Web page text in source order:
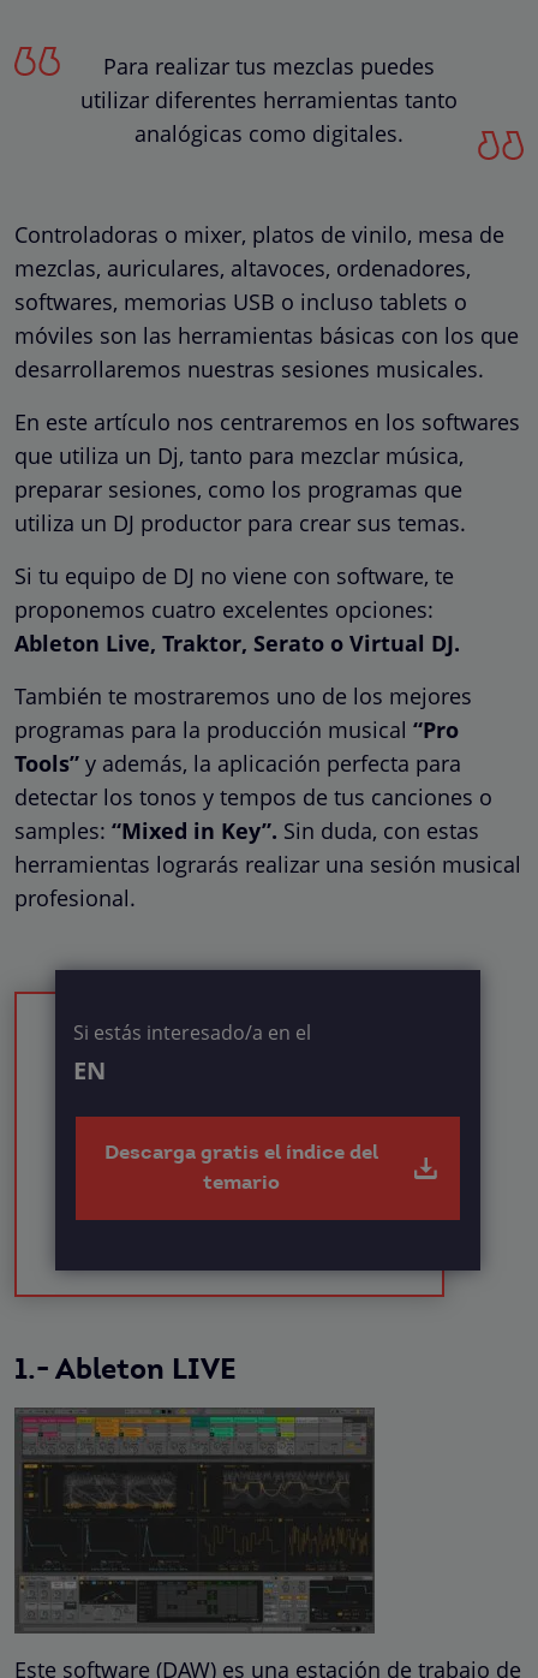
Para realizar tus mezclas puedes
utilizar diferentes herramientas tanto
analógicas como digitales.
Controladoras o mixer, platos de vinilo, mesa de
mezclas, auriculares, altavoces, ordenadores,
softwares, memorias USB o incluso tablets o
móviles son las herramientas básicas con los que
desarrollaremos nuestras sesiones musicales.
En este artículo nos centraremos en los softwares
que utiliza un Dj, tanto para mezclar música,
preparar sesiones, como los programas que
utiliza un DJ productor para crear sus temas.
Si tu equipo de DJ no viene con software, te
proponemos cuatro excelentes opciones:
Ableton Live, Traktor, Serato o Virtual DJ.
También te mostraremos uno de los mejores
programas para la producción musical “Pro
Tools” y además, la aplicación perfecta para
detectar los tonos y tempos de tus canciones o
samples: “Mixed in Key”. Sin duda, con estas
herramientas lograrás realizar una sesión musical
profesional.
Si estás interesado/a en el
EN
Descarga gratis el índice del
temario
1.- Ableton LIVE
Este software (DAW) es una estación de trabajo de